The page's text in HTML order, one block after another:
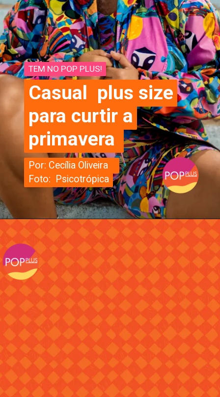
Casual plus size
para curtir a
primavera
Casual plus size
para curtir a
primavera
Por: Cecília Oliveira
Foto: Psicotrópica
Por: Cecília Oliveira
Foto: Psicotrópica
TEM NO POP PLUS!
TEM NO POP PLUS!